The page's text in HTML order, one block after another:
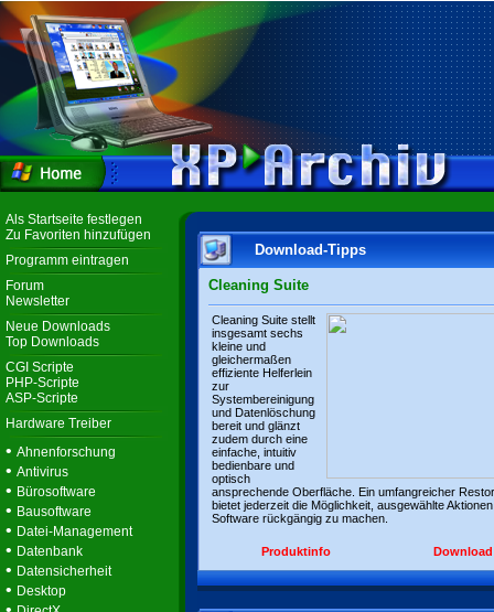
Als Startseite festlegen
Zu Favoriten hinzufügen
Programm eintragen
Forum
Newsletter
Neue Downloads
Top Downloads
CGI Scripte
PHP-Scripte
ASP-Scripte
Hardware Treiber
• Ahnenforschung
• Antivirus
• Bürosoftware
• Bausoftware
• Datei-Management
• Datenbank
• Datensicherheit
• Desktop
Download-Tipps
Cleaning Suite
Cleaning Suite stellt
insgesamt sechs
kleine und
gleichermaßen
effiziente Helferlein
zur
Systembereinigung
und Datenlöschung
bereit und glänzt
zudem durch eine
einfache, intuitiv
bedienbare und
optisch
ansprechende Oberfläche. Ein umfangreicher
bietet jederzeit die Möglichkeit, ausgewählte
Software rückgängig zu machen.
Produktinfo Download